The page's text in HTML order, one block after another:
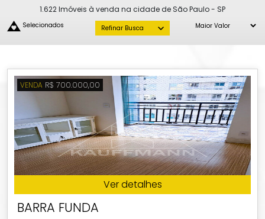
1.622 Imóveis à venda na cidade de São Paulo - SP
Selecionados Refinar Busca
VENDA R$ 700.000,00
Ver detalhes
BARRA FUNDA